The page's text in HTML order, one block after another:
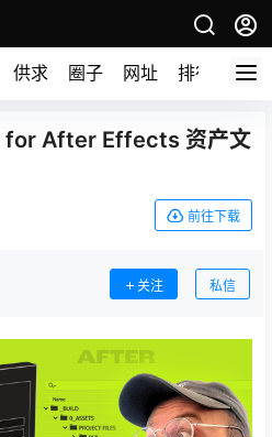
供求 圈子 网址 排行榜
for After Effects 资产文
前往下载
关注 私信